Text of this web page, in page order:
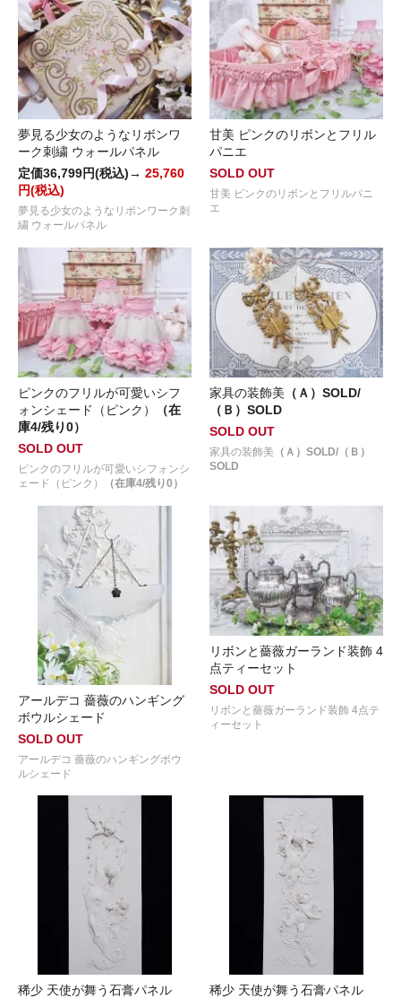
夢見る少女のようなリボンワ
ーク刺繍 ウォールパネル
定価36,799円(税込)→ 25,760
円(税込)
夢見る少女のようなリボンワーク刺
繍 ウォールパネル
甘美 ピンクのリボンとフリル
パニエ
SOLD OUT
甘美 ピンクのリボンとフリルパニ
エ
ピンクのフリルが可愛いシフ
ォンシェード（ピンク）
（在
庫4/残り0）
SOLD OUT
ピンクのフリルが可愛いシフォンシ
ェード（ピンク）
（在庫4/残り0）
家具の装飾美 （Ａ）SOLD/
（Ｂ）SOLD
SOLD OUT
家具の装飾美 （Ａ）SOLD/（Ｂ）
SOLD
アールデコ 薔薇のハンギング
ボウルシェード
SOLD OUT
アールデコ 薔薇のハンギングボウ
ルシェード
リボンと薔薇ガーランド装飾 4
点ティーセット
SOLD OUT
リボンと薔薇ガーランド装飾 4点テ
ィーセット
稀少 天使が舞う石膏パネル
稀少 天使が舞う石膏パネル